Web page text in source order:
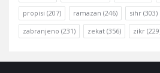
propisi (207) ramazan (246) sihr (303)
zabranjeno (231) zekat (356) zikr